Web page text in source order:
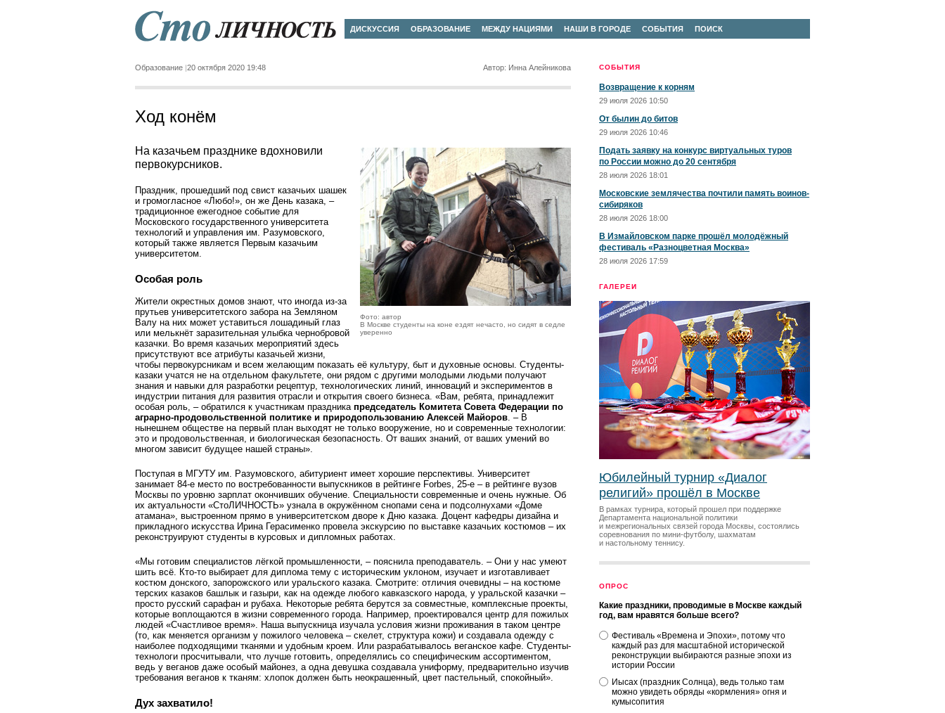
ДИСКУССИЯ ОБРАЗОВАНИЕ МЕЖДУ НАЦИЯМИ НАШИ В ГОРОДЕ СОБЫТИЯ ПОИСК
СОБЫТИЯ
Возвращение к корням
29 июля 2026 10:50
От былин до битов
29 июля 2026 10:46
Подать заявку на конкурс виртуальных туров
по России можно до 20 сентября
28 июля 2026 18:01
Московские землячества почтили память воинов-
сибиряков
28 июля 2026 18:00
В Измайловском парке прошёл молодёжный
фестиваль «Разноцветная Москва»
28 июля 2026 17:59
ГАЛЕРЕИ
Юбилейный турнир «Диалог
религий» прошёл в Москве
В рамках турнира, который прошел при поддержке
Департамента национальной политики
и межрегиональных связей города Москвы, состоялись
соревнования по мини-футболу, шахматам
и настольному теннису.
ОПРОС
Какие праздники, проводимые в Москве каждый
год, вам нравятся больше всего?
Фестиваль «Времена и Эпохи», потому что
каждый раз для масштабной исторической
реконструкции выбираются разные эпохи из
истории России
Иысах (праздник Солнца), ведь только там
можно увидеть обряды «кормления» огня и
кумысопития
Образование 20 октября 2020 19:48 Автор: Инна Алейникова
Ход конём
Фото: автор
В Москве студенты на коне ездят нечасто, но сидят в седле
уверенно
На казачьем празднике вдохновили
первокурсников.
Праздник, прошедший под свист казачьих шашек
и громогласное «Любо!», он же День казака, –
традиционное ежегодное событие для
Московского государственного университета
технологий и управления им. Разумовского,
который также является Первым казачьим
университетом.
Особая роль
Жители окрестных домов знают, что иногда из-за
пруть­ев университетского забора на Земляном
Валу на них может уставиться лошадиный глаз
или мелькнёт заразительная улыбка чернобровой
казачки. Во время казачьих мероприятий здесь
присутствуют все атрибуты казачьей жизни,
чтобы первокурс­никам и всем желающим показать её культуру, быт и духовные основы. Студенты-
казаки учатся не на отдельном факультете, они рядом с другими молодыми людьми получают
знания и навыки для разработки рецептур, технологических линий, инноваций и экспериментов в
индустрии питания для развития отрасли и открытия своего бизнеса. «Вам, ребята, принадлежит
особая роль, – обратился к участникам праздника председатель Комитета Совета Федерации по
аграрно-продовольственной политике и природопользованию Алексей Майоров. – В
нынешнем обществе на первый план выходят не только вооружение, но и современные технологии:
это и продовольственная, и биологическая безопасность. От ваших знаний, от ваших умений во
многом зависит будущее нашей страны».
Поступая в МГУТУ им. Разумовского, абитуриент имеет хорошие перспективы. Университет
занимает 84-е место по востребованности выпуск­ников в рейтинге Forbes, ­25-е – в рейтинге вузов
Москвы по уровню зарплат окончивших обучение. Специальности современные и очень нужные. Об
их актуальности «СтоЛИЧНОСТЬ» узнала в окружённом снопами сена и подсолнухами «Доме
атамана», выстроенном прямо в университетском дворе к Дню казака. Доцент кафедры дизайна и
прикладного искусства Ирина Герасименко провела экс­курсию по выставке казачьих костюмов – их
реконструируют студенты в курсовых и дипломных работах.
«Мы готовим специалистов лёгкой промышленности, – пояснила преподаватель. – Они у нас умеют
шить всё. Кто-то выбирает для диплома тему с историческим уклоном, изучает и изготавливает
костюм дон­ского, запорожского или уральского казака. Смотрите: отличия очевидны – на костюме
терских казаков башлык и газыри, как на одежде любого кавказского народа, у уральской казачки –
просто русский сарафан и рубаха. Некоторые ребята берутся за совместные, комплексные проекты,
которые воплощаются в жизни современного города. Например, проектировался центр для пожилых
людей «Счастливое время». Наша выпускница изучала условия жизни проживания в таком цент­ре
(то, как меняется организм у пожилого человека – скелет, структура кожи) и создавала одежду с
наиболее подходящими тканями и удобным кроем. Или разрабатывалось веганское кафе. Студенты-
технологи просчитывали, что лучше готовить, определялись со специфическим ассортиментом,
ведь у веганов даже особый майонез, а одна девушка создавала униформу, предварительно изучив
требования веганов к тканям: хлопок должен быть неокрашенный, цвет пастельный, спокойный».
Дух захватило!